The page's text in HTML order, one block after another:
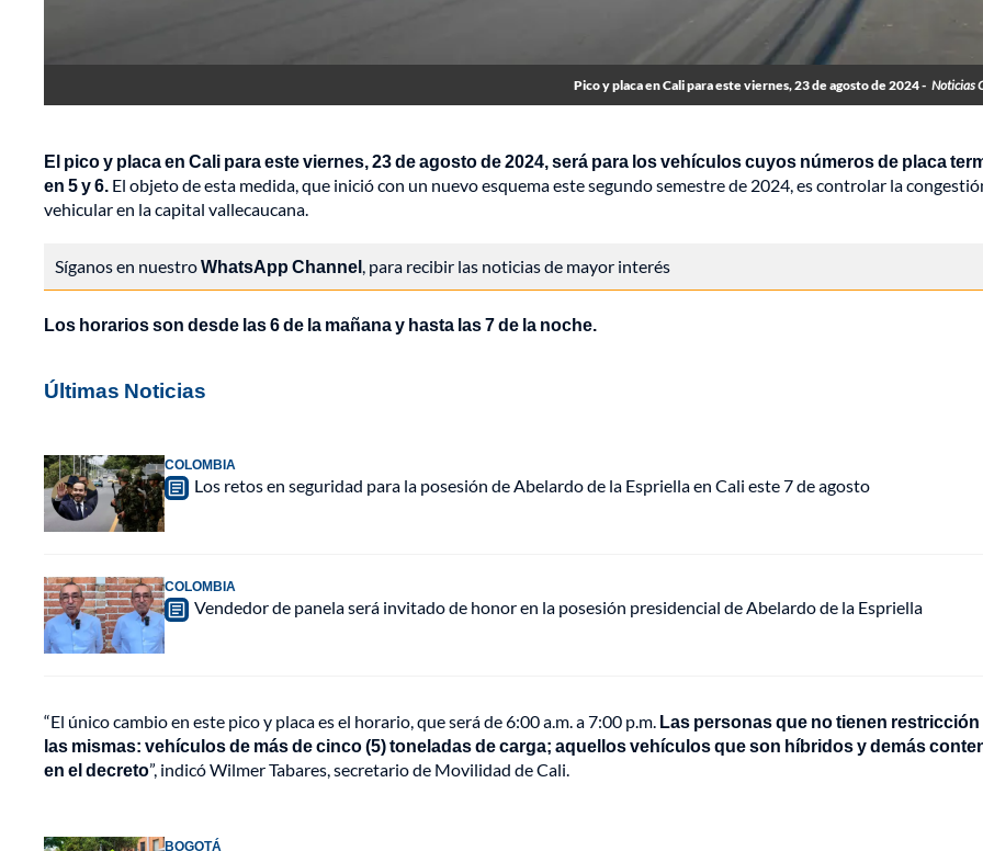
Pico y placa en Cali para este viernes, 23 de agosto de 2024 - Noticias
El pico y placa en Cali para este viernes, 23 de agosto de 2024, será para los vehículos cuyos números de placa
en 5 y 6. El objeto de esta medida, que inició con un nuevo esquema este segundo semestre de 2024, es controlar la
vehicular en la capital vallecaucana.
Síganos en nuestroWhatsApp Channel, para recibir las noticias de mayor interés
Los horarios son desde las 6 de la mañana y hasta las 7 de la noche.
Últimas Noticias
COLOMBIA
Los retos en seguridad para la posesión de Abelardo de la Espriella en Cali este 7 de agosto
COLOMBIA
Vendedor de panela será invitado de honor en la posesión presidencial de Abelardo de la Espriella
“El único cambio en este pico y placa es el horario, que será de 6:00 a.m. a 7:00 p.m. Las personas que no tienen restricción
las mismas: vehículos de más de cinco (5) toneladas de carga; aquellos vehículos que son híbridos y demás
en el decreto”, indicó Wilmer Tabares, secretario de Movilidad de Cali.
BOGOTÁ